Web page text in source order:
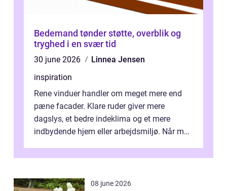
Bedemand tønder støtte, overblik og
tryghed i en svær tid
30 june 2026
Linnea Jensen
inspiration
Rene vinduer handler om meget mere end
pæne facader. Klare ruder giver mere
dagslys, et bedre indeklima og et mere
indbydende hjem eller arbejdsmiljø. Når man
08 june 2026